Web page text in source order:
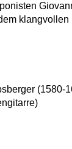
klangvollen
(1580-